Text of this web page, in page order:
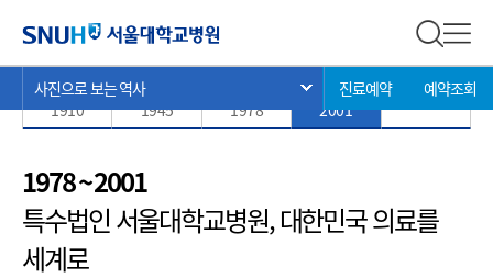
전체 검
재
위
사진으로 보는 역사 서브 메뉴 목록 열기
진료예약 예약조회
사진으로 보는 역사
1885 ~
1910
1910 ~
1945
1978
1978 ~
2001
2002 ~ 현재
1978 ~ 2001
특수법인 서울대학교병원, 대한민국 의료를
세계로